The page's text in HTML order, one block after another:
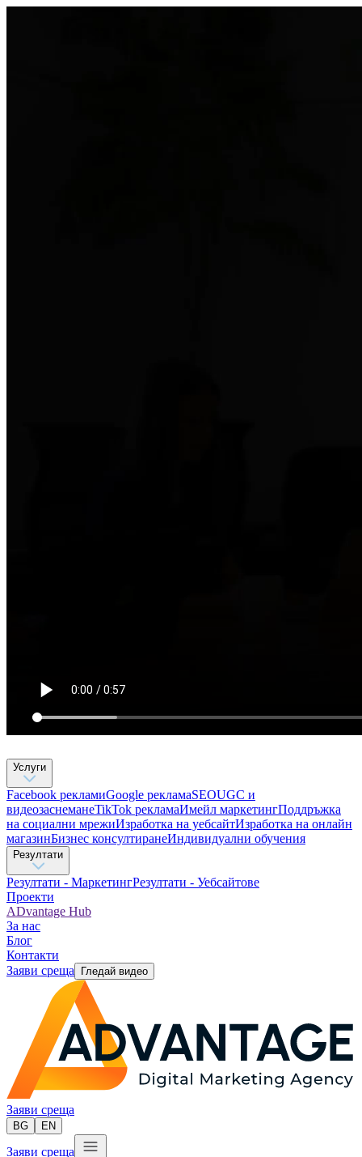
Услуги
Facebook рекламиGoogle рекламаSEOUGC и
видеозаснеманеTikTok рекламaИмейл маркетингПоддръжка
на социални мрежиИзработка на уебсайтИзработка на онлайн
магазинБизнес консултиране​Индивидуални обучения
Резултати
Резултати - МаркетингРезултати - Уебсайтове
Проекти
ADvantage Hub
За нас
Блог
Контакти
Заяви среща
Гледай видео
Заяви среща
BG EN
Заяви среща